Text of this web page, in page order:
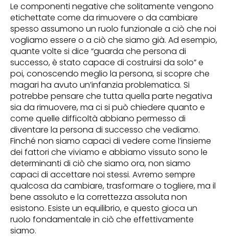
Le componenti negative che solitamente vengono
etichettate come da rimuovere o da cambiare
spesso assumono un ruolo funzionale a ciò che noi
vogliamo essere o a ciò che siamo già. Ad esempio,
quante volte si dice “guarda che persona di
successo, è stato capace di costruirsi da solo” e
poi, conoscendo meglio la persona, si scopre che
magari ha avuto un’infanzia problematica. Si
potrebbe pensare che tutta quella parte negativa
sia da rimuovere, ma ci si può chiedere quanto e
come quelle difficoltà abbiano permesso di
diventare la persona di successo che vediamo.
Finché non siamo capaci di vedere come l’insieme
dei fattori che viviamo e abbiamo vissuto sono le
determinanti di ciò che siamo ora, non siamo
capaci di accettare noi stessi. Avremo sempre
qualcosa da cambiare, trasformare o togliere, ma il
bene assoluto e la correttezza assoluta non
esistono. Esiste un equilibrio, e questo gioca un
ruolo fondamentale in ciò che effettivamente
siamo.